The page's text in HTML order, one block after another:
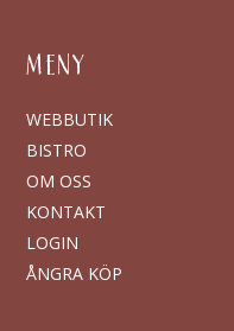
MENY
WEBBUTIK
BISTRO
OM OSS
KONTAKT
LOGIN
ÅNGRA KÖP